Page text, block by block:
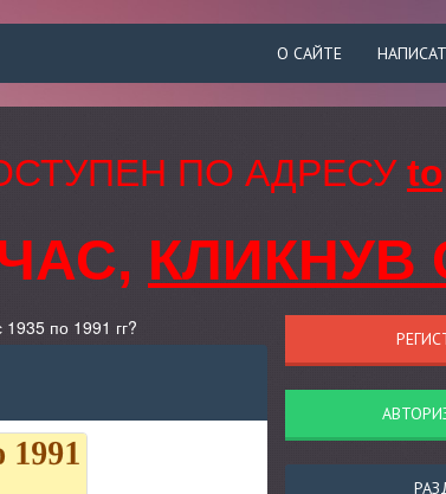
О САЙТЕ
ПО АДРЕСУ
по 1991 гг?